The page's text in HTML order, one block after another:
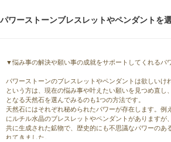
5点
アメジスト3点
レッドルチル(紅針水晶)
アパタイト2点
NEW!!26.1.29
アメジスト
パワーストーンブレスレットやペンダントを
▼悩み事の解決や願い事の成就をサポートしてくれるパ
パワーストーンのブレスレットやペンダントは欲しいけ
という方は、現在の悩み事や叶えたい願いを見つめ直し
となる天然石を選んでみるのも1つの方法です。
天然石にはそれぞれ秘められたパワーが存在します。例
にルチル水晶のブレスレットやペンダントがありますが
共に生成された鉱物で、歴史的にも不思議なパワーのあ
れてきました。